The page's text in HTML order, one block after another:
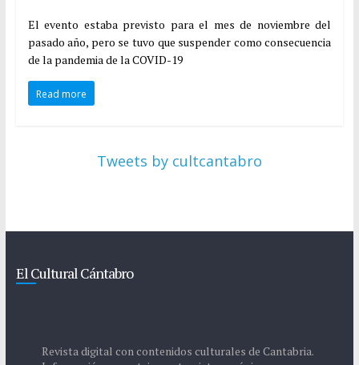
El evento estaba previsto para el mes de noviembre del
pasado año, pero se tuvo que suspender como consecuencia
de la pandemia de la COVID-19
Read more
Tweets by cultcantabro
El Cultural Cántabro
Revista digital con contenidos culturales de Cantabria.